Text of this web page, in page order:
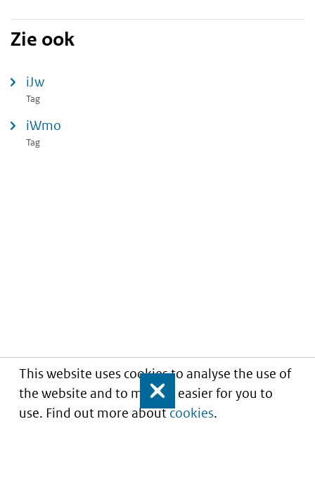
This website uses cookies to analyse the use of
the website and to make it easier for you to
use. Find out more aboutcookies.
Close
Zie ook
iJw
Tag
iWmo
Tag